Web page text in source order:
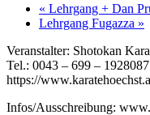
« Lehrgang + Dan
Lehrgang Fugazza »
Veranstalter: Shotokan
Tel.: 0043 – 699 –
https://
Infos/Ausschreibung: